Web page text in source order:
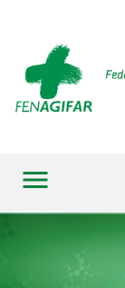
menu